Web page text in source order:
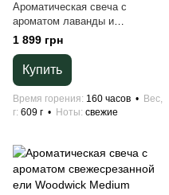
Ароматическая свеча с
ароматом лаванды и
эвкалипта Woodwick Large
Lavender SPA 609 г
1 899 грн
Купить
Время горения 160 часов
Вес,
г 609 г Ноты свежие